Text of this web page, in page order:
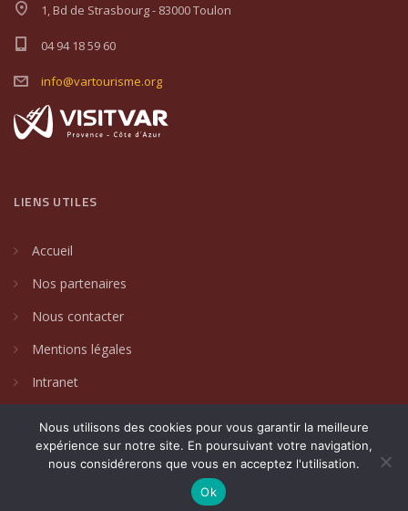
1, Bd de Strasbourg - 83000 Toulon
04 94 18 59 60
info@vartourisme.org
LIENS UTILES
Accueil
Nos partenaires
Nous contacter
Mentions légales
Intranet
2024 © Villages de caractère du Var. Un site créé parDAKIN
Communication Globale
Nous utilisons des cookies pour vous garantir la meilleure
expérience sur notre site. En poursuivant votre navigation,
nous considérerons que vous en acceptez l'utilisation.
Ok